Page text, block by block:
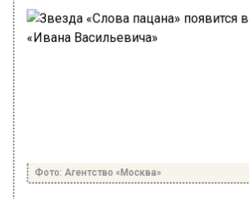
Фото: Агентство «Москва»